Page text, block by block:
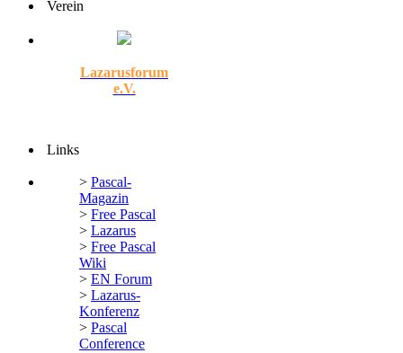
Verein
Lazarusforum
e.V.
Links
> Pascal-
Magazin
> Free Pascal
> Lazarus
> Free Pascal
Wiki
> EN Forum
> Lazarus-
Konferenz
> Pascal
Conference